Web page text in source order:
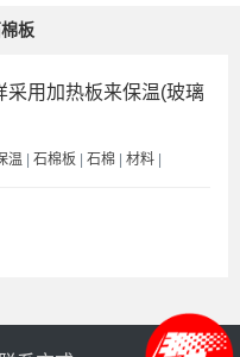
板
采用加热板来保温(玻璃
温 | 石棉板 | 石棉 | 材料 |